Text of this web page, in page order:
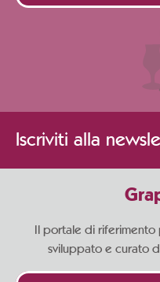
Iscriviti alla
Il portale di
sviluppato e curato